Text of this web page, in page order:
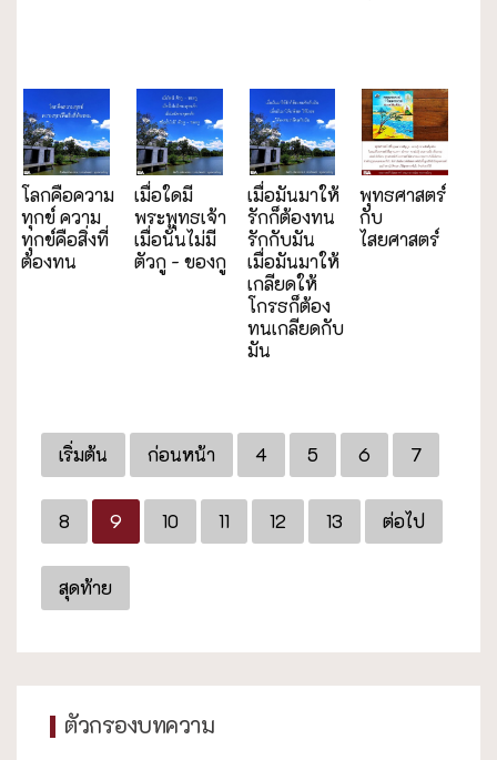
โลกคือความ
ทุกข์ ความ
ทุกข์คือสิ่งที่
ต้องทน
เมื่อใดมี
พระพุทธเจ้า
เมื่อนั้นไม่มี
ตัวกู - ของกู
เมื่อมันมาให้
รักก็ต้องทน
รักกับมัน
เมื่อมันมาให้
เกลียดให้
โกรธก็ต้อง
ทนเกลียดกับ
มัน
พุทธศาสตร์
กับ
ไสยศาสตร์
เริ่มต้น ก่อนหน้า 4 5 6 7
8 9 10 11 12 13 ต่อไป
สุดท้าย
ตัวกรองบทความ